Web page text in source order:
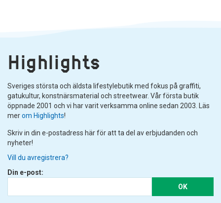
Highlights
Sveriges största och äldsta lifestylebutik med fokus på graffiti,
gatukultur, konstnärsmaterial och streetwear. Vår första butik
öppnade 2001 och vi har varit verksamma online sedan 2003. Läs
merom Highlights!
Skriv in din e-postadress här för att ta del av erbjudanden och
nyheter!
Vill du avregistrera?
Din e-post:
OK